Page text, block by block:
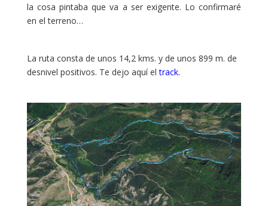
la cosa pintaba que va a ser exigente. Lo confirmaré
en el terreno…
La ruta consta de unos 14,2 kms. y de unos 899 m. de
desnivel positivos. Te dejo aquí eltrack.